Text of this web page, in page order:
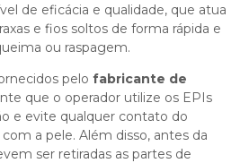
de eficácia e qualidade, que atua
e fios soltos de forma rápida e
ou raspagem.
pelo fabricante de
que o operador utilize os EPIs
e evite qualquer contato do
a pele. Além disso, antes da
ser retiradas as partes de